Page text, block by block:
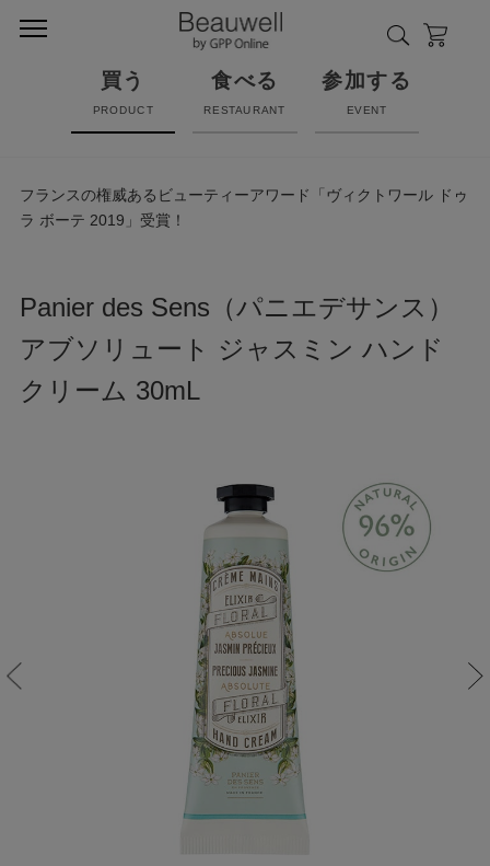
買う
PRODUCT
食べる
RESTAURANT
参加する
EVENT
フランスの権威あるビューティーアワード「ヴィクトワール ドゥ
ラ ボーテ 2019」受賞！
Panier des Sens（パニエデサンス）
アブソリュート ジャスミン ハンド
クリーム 30mL